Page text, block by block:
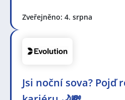
Zveřejněno: 4. srpna
Jsi noční sova? Pojď